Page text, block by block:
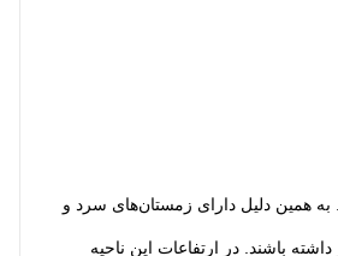
به همین دلیل دارای زمستان‌های سرد و
نیز داشته باشند. در ارتفاعات این ناحیه